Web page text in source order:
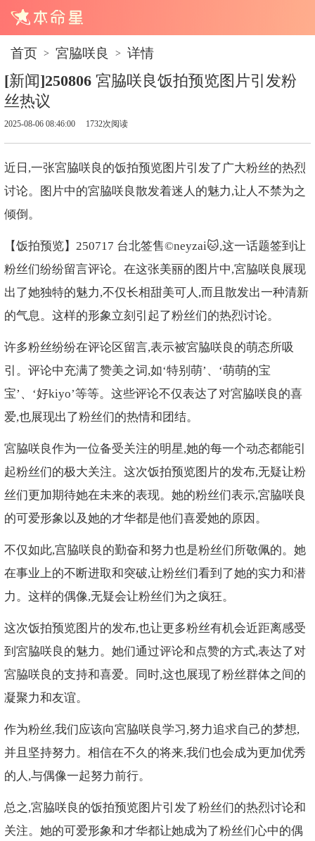
首页 > 宮脇咲良 > 详情
[新闻]250806 宮脇咲良饭拍预览图片引发粉
丝热议
2025-08-06 08:46:00 1732次阅读
近日,一张宮脇咲良的饭拍预览图片引发了广大粉丝的热烈
讨论。图片中的宮脇咲良散发着迷人的魅力,让人不禁为之
倾倒。
【饭拍预览】250717 台北签售©️neyzai🐱,这一话题签到让
粉丝们纷纷留言评论。在这张美丽的图片中,宮脇咲良展现
出了她独特的魅力,不仅长相甜美可人,而且散发出一种清新
的气息。这样的形象立刻引起了粉丝们的热烈讨论。
许多粉丝纷纷在评论区留言,表示被宮脇咲良的萌态所吸
引。评论中充满了赞美之词,如‘特别萌’、‘萌萌的宝
宝’、‘好kiyo’等等。这些评论不仅表达了对宮脇咲良的喜
爱,也展现出了粉丝们的热情和团结。
宮脇咲良作为一位备受关注的明星,她的每一个动态都能引
起粉丝们的极大关注。这次饭拍预览图片的发布,无疑让粉
丝们更加期待她在未来的表现。她的粉丝们表示,宮脇咲良
的可爱形象以及她的才华都是他们喜爱她的原因。
不仅如此,宫脇咲良的勤奋和努力也是粉丝们所敬佩的。她
在事业上的不断进取和突破,让粉丝们看到了她的实力和潜
力。这样的偶像,无疑会让粉丝们为之疯狂。
这次饭拍预览图片的发布,也让更多粉丝有机会近距离感受
到宮脇咲良的魅力。她们通过评论和点赞的方式,表达了对
宮脇咲良的支持和喜爱。同时,这也展现了粉丝群体之间的
凝聚力和友谊。
作为粉丝,我们应该向宮脇咲良学习,努力追求自己的梦想,
并且坚持努力。相信在不久的将来,我们也会成为更加优秀
的人,与偶像一起努力前行。
总之,宮脇咲良的饭拍预览图片引发了粉丝们的热烈讨论和
关注。她的可爱形象和才华都让她成为了粉丝们心中的偶